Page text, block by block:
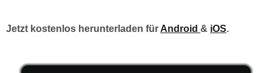
Jetzt kostenlos herunterladen für Android & iOS.